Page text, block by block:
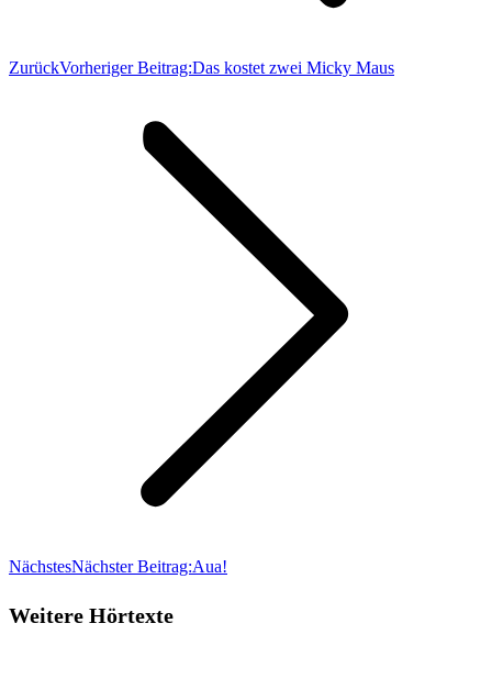
ZurückVorheriger Beitrag:Das kostet zwei Micky Maus
NächstesNächster Beitrag:Aua!
Weitere Hörtexte